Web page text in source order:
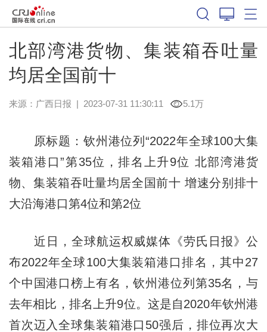
北部湾港货物、集装箱吞吐量
均居全国前十
来源： 广西日报 | 2023-07-31 11:30:11 5.1万
原标题：钦州港位列“2022年全球100大集
装箱港口”第35位，排名上升9位 北部湾港货
物、集装箱吞吐量均居全国前十 增速分别排十
大沿海港口第4位和第2位
近日，全球航运权威媒体《劳氏日报》公
布2022年全球100大集装箱港口排名，其中27
个中国港口榜上有名，钦州港位列第35名，与
去年相比，排名上升9位。这是自2020年钦州港
首次迈入全球集装箱港口50强后，排位再次大